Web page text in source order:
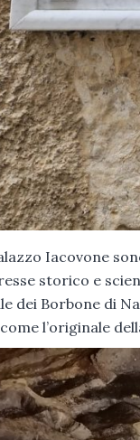
Iacovone
storico e
dei Borbone di
l’originale